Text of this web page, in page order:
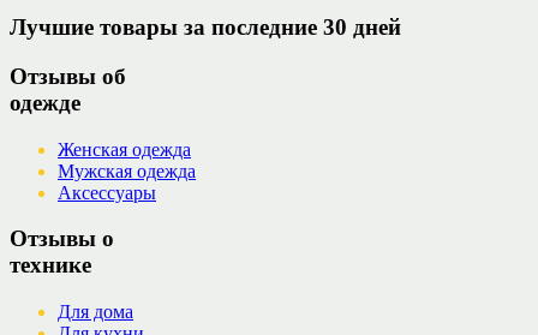
Лучшие товары за последние 30 дней
Отзывы об
одежде
Женская одежда
Мужская одежда
Аксессуары
Отзывы о
технике
Для дома